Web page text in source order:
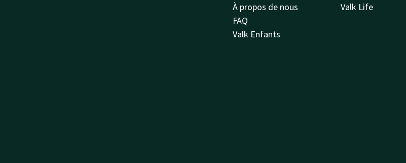
À propos de nous
FAQ
Valk Enfants
Valk Life